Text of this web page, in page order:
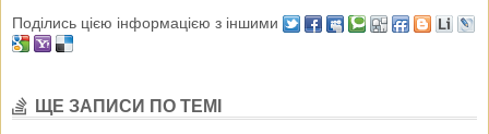
Поділись цією інформацією з іншими
ЩЕ ЗАПИСИ ПО ТЕМІ